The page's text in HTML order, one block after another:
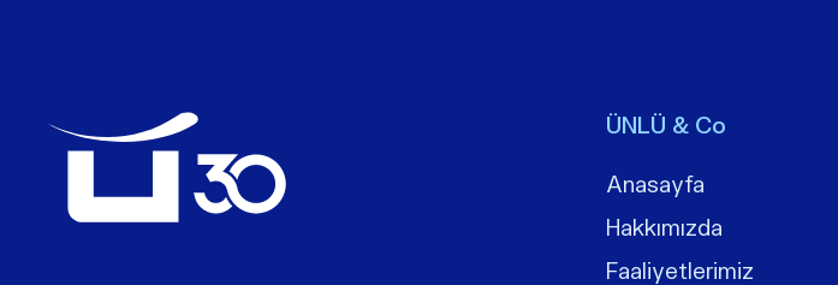
ÜNLÜ & Co
Anasayfa
Hakkımızda
Faaliyetlerimiz